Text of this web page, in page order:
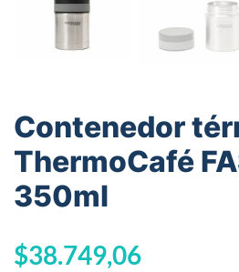
Contenedor
ThermoCafé
350ml
$38.749,06